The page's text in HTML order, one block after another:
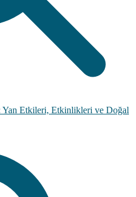
Yan Etkileri, Etkinlikleri ve Doğal